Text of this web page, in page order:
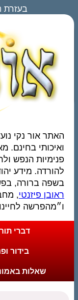
בעזרת
האתר אור נקי
ואיכותי בחינם.
פנימיות הנפש
להורדה. מידע
בשפה ברורה,
ראובן פיזנטי,
ו״מהפרשה
דברי
בידור
שאלות